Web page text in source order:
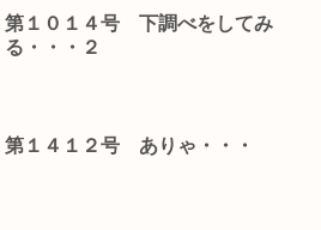
第１０１４号 下調べをしてみ
る・・・２
第１４１２号 ありゃ・・・